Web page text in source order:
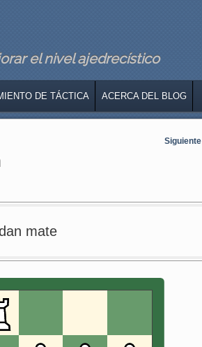
el nivel ajedrecístico
DE TÁCTICA ACERCA DEL BLOG
Siguiente
mate